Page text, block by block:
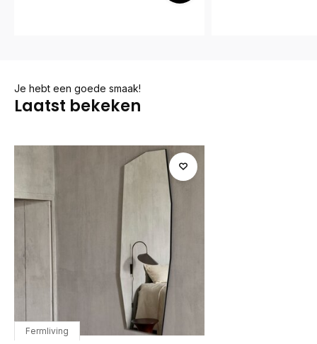
Je hebt een goede smaak!
Laatst bekeken
Fermliving